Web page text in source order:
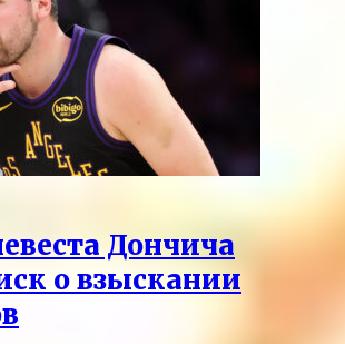
Дончича
о взыскании